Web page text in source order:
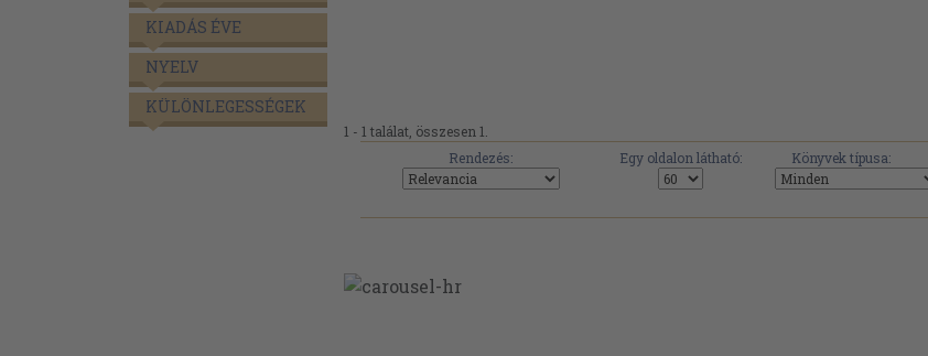
KIADÁS ÉVE
NYELV
KÜLÖNLEGESSÉGEK
1 - 1 találat, összesen 1.
Rendezés:
Egy oldalon látható: Könyvek típusa: